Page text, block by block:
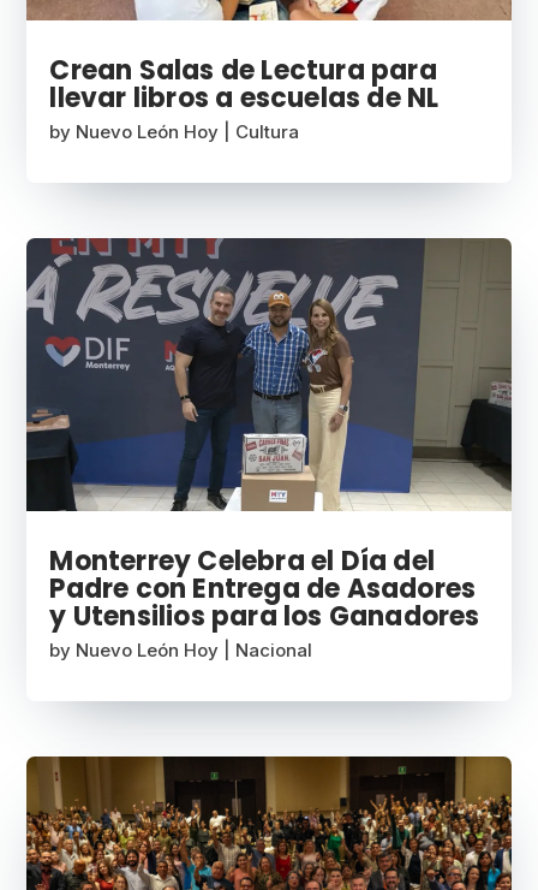
Crean Salas de Lectura para
llevar libros a escuelas de NL
by Nuevo León Hoy Cultura
Monterrey Celebra el Día del
Padre con Entrega de Asadores
y Utensilios para los Ganadores
by Nuevo León Hoy Nacional